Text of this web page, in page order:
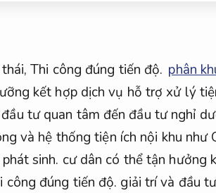
thái,Thi công đúng tiến độ. phân
kết hợp dịch vụ hỗ trợ xử lý
tư quan tâm đến đầu tư nghỉ
và hệ thống tiện ích nội khu như
sinh. cư dân có thể tận hưởng
công đúng tiến độ. giải trí và đầu